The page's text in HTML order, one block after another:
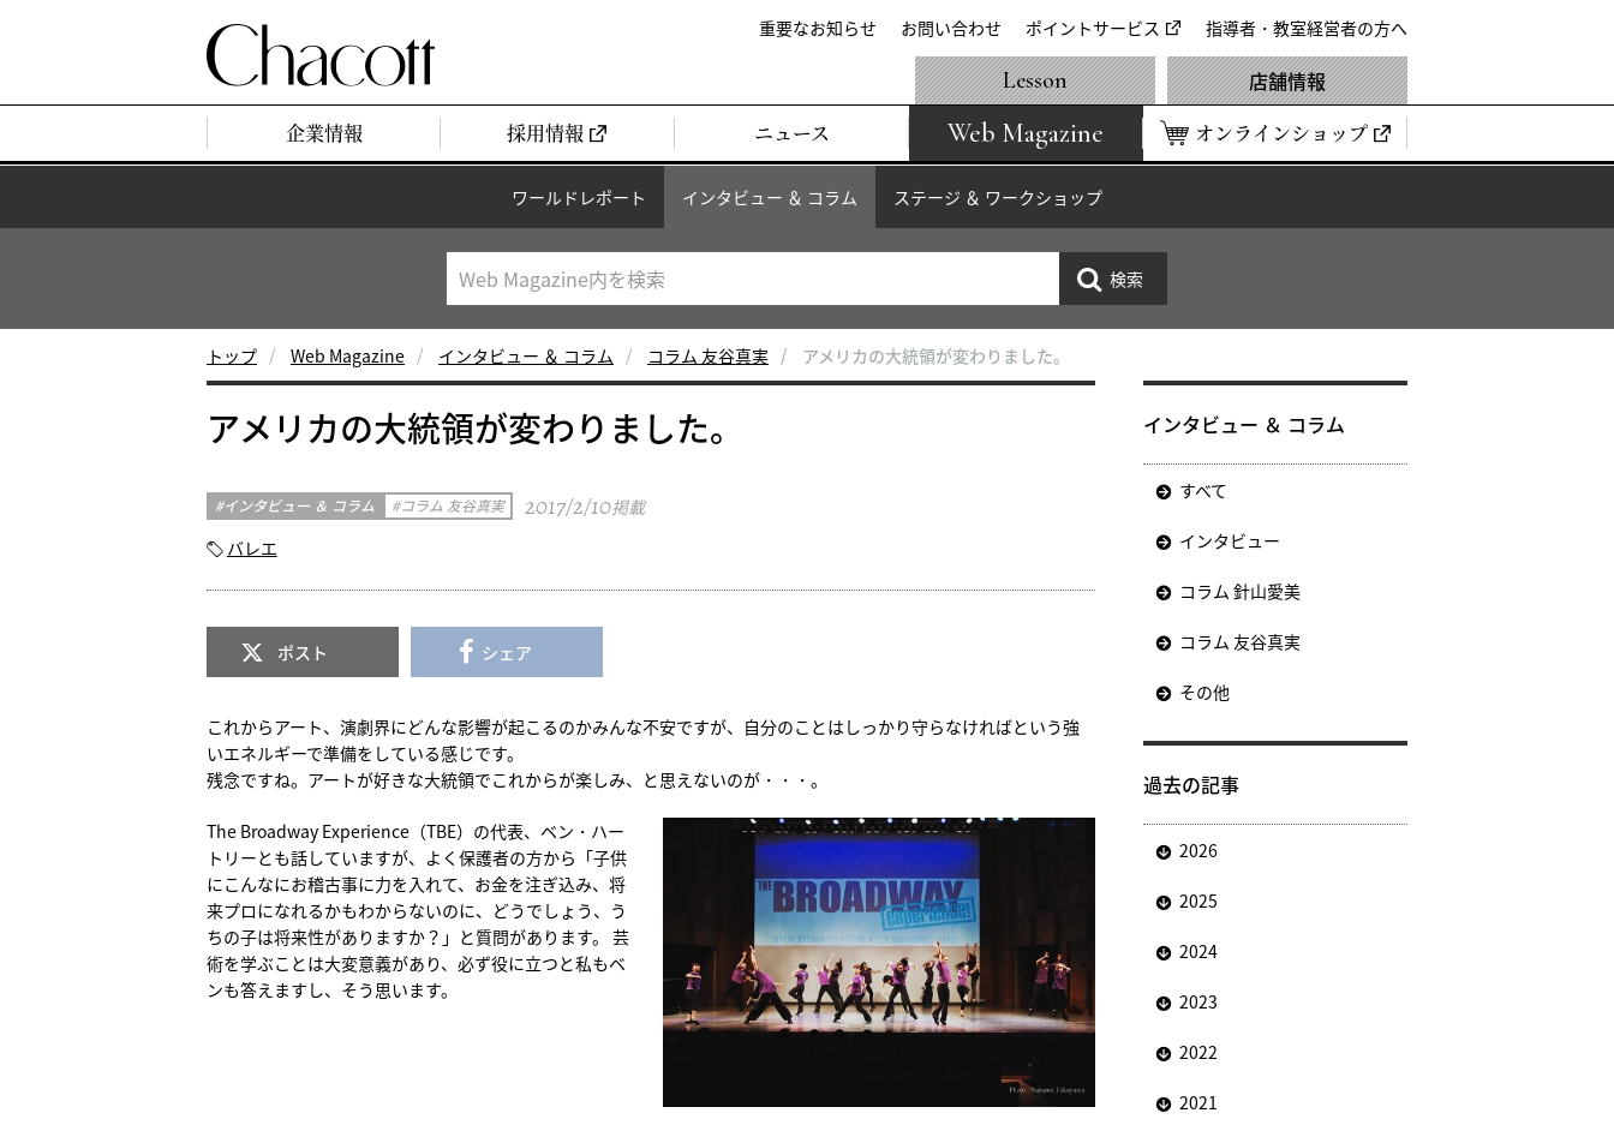
重要なお知らせ お問い合わせ ポイントサービス 指導者・教室経営者の方へ
企業情報 採用情報 ニュース Web Magazine オンラインショップ
Lesson 店舗情報
ワールドレポート インタビュー ＆ コラム ステージ ＆ ワークショップ
トップ Web Magazine インタビュー ＆ コラム コラム 友谷真実 アメリカの大統領が変わりました。
アメリカの大統領が変わりました。
インタビュー ＆ コラム コラム 友谷真実 2017/2/10掲載
バレエ
ポスト シェア
これからアート、演劇界にどんな影響が起こるのかみんな不安ですが、自分のことはしっかり守らなければという強
いエネルギーで準備をしている感じです。
残念ですね。アートが好きな大統領でこれからが楽しみ、と思えないのが・・・。
The Broadway Experience（TBE）の代表、ベン・ハー
トリーとも話していますが、よく保護者の方から「子供
にこんなにお稽古事に力を入れて、お金を注ぎ込み、将
来プロになれるかもわからないのに、どうでしょう、う
ちの子は将来性がありますか？」と質問があります。 芸
術を学ぶことは大変意義があり、必ず役に立つと私もベ
ンも答えますし、そう思います。
インタビュー ＆ コラム
すべて
インタビュー
コラム 針山愛美
コラム 友谷真実
その他
過去の記事
2026
2025
2024
2023
2022
2021